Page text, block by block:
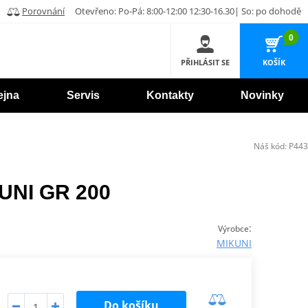
Porovnání Otevřeno: Po-Pá: 8:00-12:00 12:30-16.30| So: po dohodě
PŘIHLÁSIT SE
0
KOŠÍK
Servis Kontakty Novinky
GR 200
Výrobce:
MIKUNI
Náš kód: P443